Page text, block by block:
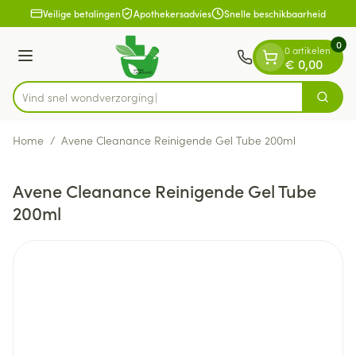
Ga naar de inhoud
1 van 1Veilige betalingen Apothekersadvies Snelle beschikbaarheid
Menu
Product, merk, categorie...
Vind snel wondve Zoek
0 artikelen
€ 0,00
0
Home / Avene Cleanance Reinigende Gel Tube 200ml
Avene Cleanance Reinigende Gel Tube
200ml